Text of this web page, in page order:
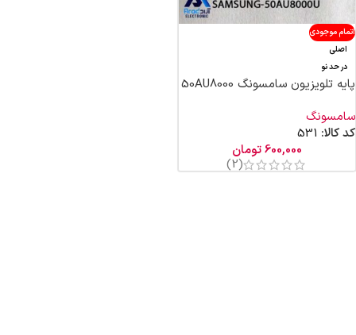
اتمام موجودی
اصلی
در حد نو
پایه تلویزیون سامسونگ 50AU8000
سامسونگ
کد کالا: 531
600,000تومان
(2)